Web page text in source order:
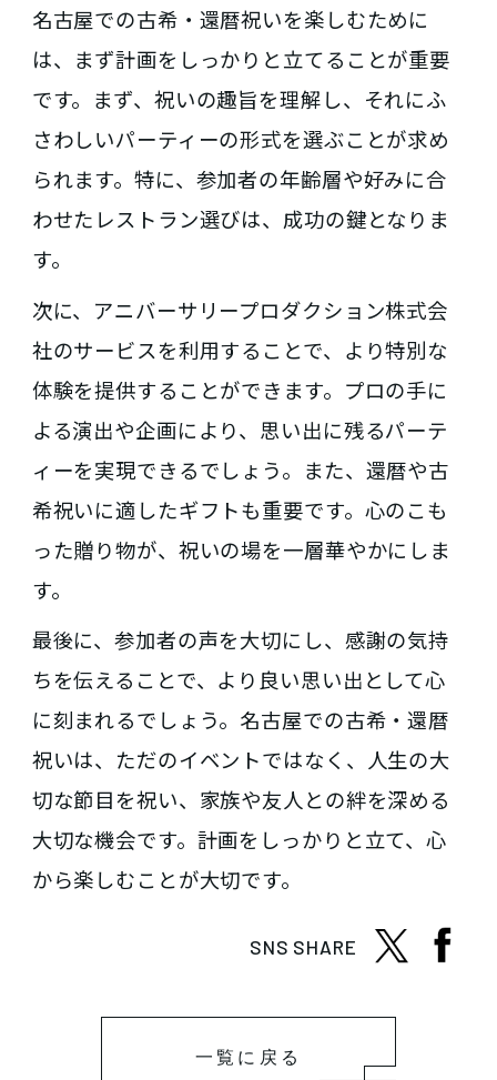
名古屋での古希・還暦祝いを楽しむために
は、まず計画をしっかりと立てることが重要
です。まず、祝いの趣旨を理解し、それにふ
さわしいパーティーの形式を選ぶことが求め
られます。特に、参加者の年齢層や好みに合
わせたレストラン選びは、成功の鍵となりま
す。
次に、アニバーサリープロダクション株式会
社のサービスを利用することで、より特別な
体験を提供することができます。プロの手に
よる演出や企画により、思い出に残るパーテ
ィーを実現できるでしょう。また、還暦や古
希祝いに適したギフトも重要です。心のこも
った贈り物が、祝いの場を一層華やかにしま
す。
最後に、参加者の声を大切にし、感謝の気持
ちを伝えることで、より良い思い出として心
に刻まれるでしょう。名古屋での古希・還暦
祝いは、ただのイベントではなく、人生の大
切な節目を祝い、家族や友人との絆を深める
大切な機会です。計画をしっかりと立て、心
から楽しむことが大切です。
SNS SHARE
一覧に戻る